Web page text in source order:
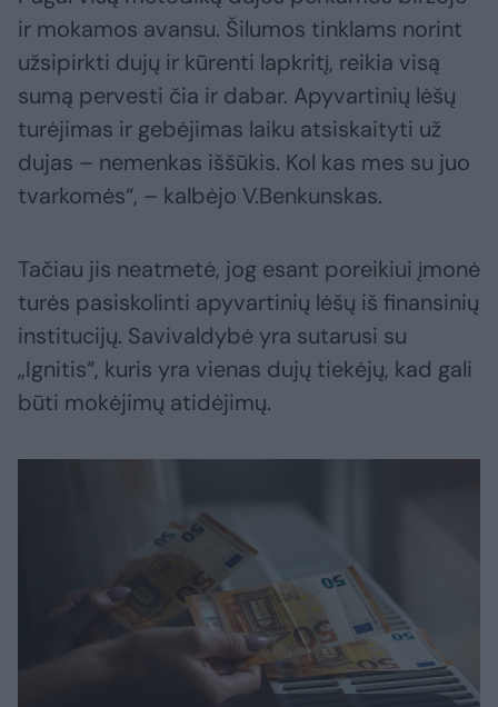
ir mokamos avansu. Šilumos tinklams norint
užsipirkti dujų ir kūrenti lapkritį, reikia visą
sumą pervesti čia ir dabar. Apyvartinių lėšų
turėjimas ir gebėjimas laiku atsiskaityti už
dujas – nemenkas iššūkis. Kol kas mes su juo
tvarkomės“, – kalbėjo V.Benkunskas.
Tačiau jis neatmetė, jog esant poreikiui įmonė
turės pasiskolinti apyvartinių lėšų iš finansinių
institucijų. Savivaldybė yra sutarusi su
„Ignitis“, kuris yra vienas dujų tiekėjų, kad gali
būti mokėjimų atidėjimų.